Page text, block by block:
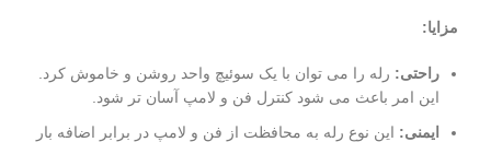
مزایا:
راحتی: رله را می توان با یک سوئیچ واحد روشن و خاموش کرد.
این امر باعث می شود کنترل فن و لامپ آسان تر شود.
ایمنی: این نوع رله به محافظت از فن و لامپ در برابر اضافه بار